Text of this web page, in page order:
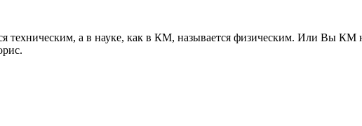
техническим, а в науке, как в КМ, называется физическим. Или Вы